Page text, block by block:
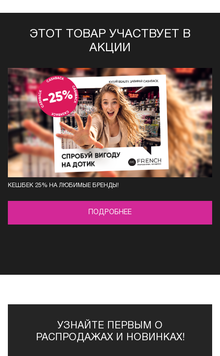
ЭТОТ ТОВАР УЧАСТВУЕТ В
АКЦИИ
КЕШБЕК 25% НА ЛЮБИМЫЕ БРЕНДЫ!
ПОДРОБНЕЕ
УЗНАЙТЕ ПЕРВЫМ О
РАСПРОДАЖАХ И НОВИНКАХ!